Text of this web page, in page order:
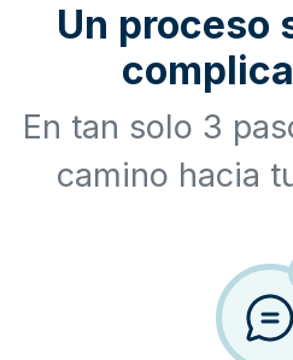
Un proceso
En tan solo 3
camino hacia